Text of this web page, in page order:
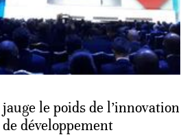
le poids de l’innovation
développement